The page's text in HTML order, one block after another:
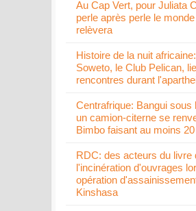
Au Cap Vert, pour Juliata
perle après perle le
relèvera
Histoire de la nuit
Soweto, le Club Pelican,
rencontres durant
Centrafrique: Bangui sous
un camion-citerne se
Bimbo faisant au moins
RDC: des acteurs du livre
l'incinération d'ouvrages
opération
Kinshasa